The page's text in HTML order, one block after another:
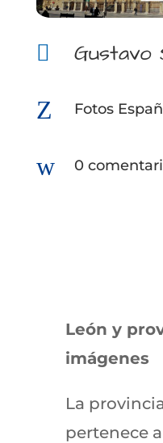

Gustavo
Z
Fotos
w 0
León y
imágenes
La
pertenece